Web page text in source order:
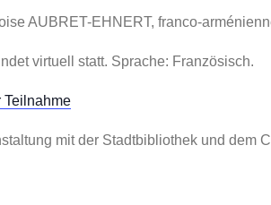
AUBRET-EHNERT, franco-
virtuell statt. Sprache: Französisch.
Teilnahme
mit der Stadtbibliothek und dem